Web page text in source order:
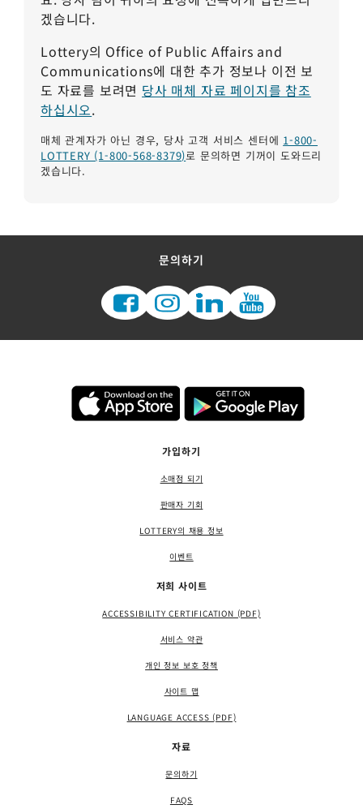
겠습니다.
Lottery의 Office of Public Affairs and
Communications에 대한 추가 정보나 이전 보
도 자료를 보려면 당사 매체 자료 페이지를 참조
하십시오.
매체 관계자가 아닌 경우, 당사 고객 서비스 센터에 1-800-
LOTTERY (1-800-568-8379)로 문의하면 기꺼이 도와드리
겠습니다.
문의하기
가입하기
소매점 되기
판매자 기회
LOTTERY의 채용 정보
이벤트
저희 사이트
ACCESSIBILITY CERTIFICATION (PDF)
서비스 약관
개인 정보 보호 정책
사이트 맵
LANGUAGE ACCESS (PDF)
자료
문의하기
FAQS